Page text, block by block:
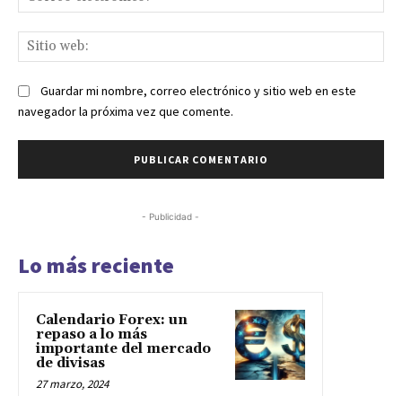
Guardar mi nombre, correo electrónico y sitio web en este
navegador la próxima vez que comente.
- Publicidad -
Lo más reciente
Calendario Forex: un
repaso a lo más
importante del mercado
de divisas
27 marzo, 2024